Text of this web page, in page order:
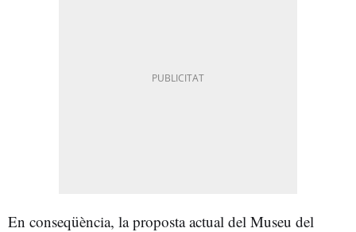
En conseqüència, la proposta actual del Museu del